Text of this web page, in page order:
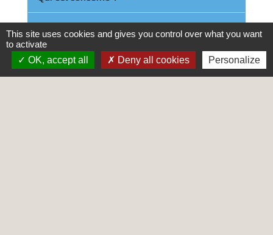
Formations
This site uses cookies and gives you control over what you want
to activate
OK, accept all
Deny all cookies Personalize